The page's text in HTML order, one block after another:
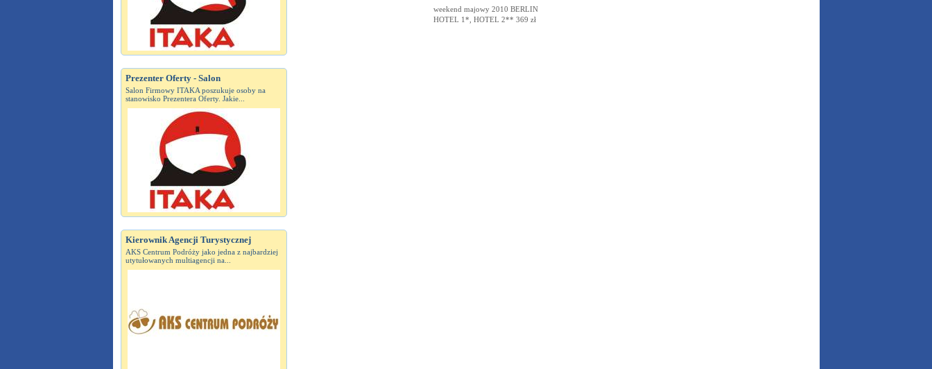
Prezenter Oferty - Salon
Salon Firmowy ITAKA poszukuje osoby na
stanowisko Prezentera Oferty. Jakie...
Kierownik Agencji Turystycznej
AKS Centrum Podróży jako jedna z najbardziej
utytułowanych multiagencji na...
weekend majowy 2010 BERLIN
HOTEL 1*, HOTEL 2** 369 zł